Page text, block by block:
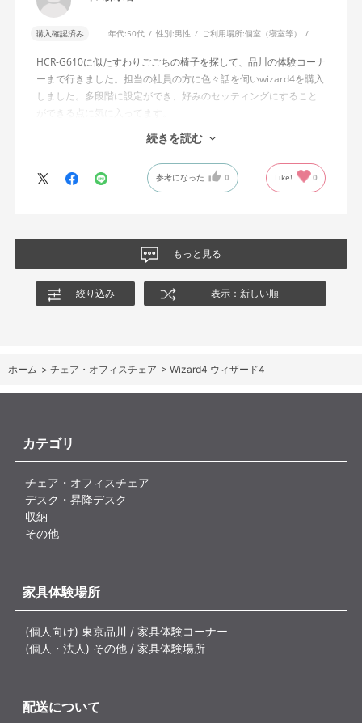
説明されています。しかし、この機能と、最弱設定でも背もたれ
説明を読んでも理解できませんでした。
問い合わせに対しては、「オートフィットシンクロロッキングの
反力特性を自動調整する機能が働いているため」「Wizard2とは機
構が異なるため、同じ挙動にはならない」との回答をいただきま
強度調整との関係や、最弱設定であっても大きな反力が残る理由
製品自体に不具合があるとは考えていませんが、少なくとも私の
ングの特性や体重による使用感の違いが、より分かりやすく案内
されることを期待します。
購入確認済み 年代:50代 性別:男性 ご利用場所:個室（寝室等）
HCR-G610に似たすわりごごちの椅子を探して、品川の体験コーナ
ーまで行きました。担当の社員の方に色々話を伺いwizard4を購入
しました。多段階に設定ができ、好みのセッティングにすること
ができる点に気に入ってます。
しいて言えば、座面がもう少し硬めが好みに近かったなと思いま
す。座面の硬さまで調節出来る機能が有れば完璧だと思います。
続きを読む
参考になった 0 Like! 0
もっと見る
絞り込み 表示：新しい順
ホーム > チェア・オフィスチェア > Wizard4 ウィザード4
カテゴリ
チェア・オフィスチェア
デスク・昇降デスク
収納
その他
家具体験場所
(個人向け) 東京品川 / 家具体験コーナー
(個人・法人) その他 / 家具体験場所
配送について